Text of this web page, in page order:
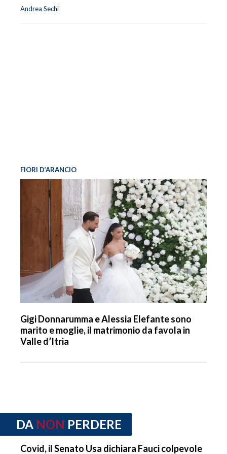
Andrea Sechi
FIORI D’ARANCIO
Gigi Donnarumma e Alessia Elefante sono
marito e moglie, il matrimonio da favola in
Valle d’Itria
DA NON PERDERE
Covid, il Senato Usa dichiara Fauci colpevole